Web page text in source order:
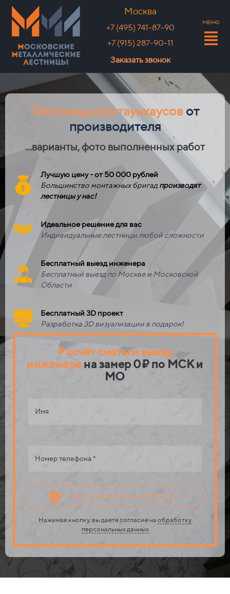
Москва
+7 (495) 741-87-90
+7 (915) 287-90-11
Заказать звонок
МЕНЮ
Лестницы для таунхаусов от
производителя
...варианты, фото выполненных работ
Лучшую цену - от 50 000 рублей
Большинство монтажных бригадпроизводят
лестницы у нас!
Идеальное решение для вас
Индивидуальные лестницы любой сложности
Бесплатный выезд инженера
Бесплатный выезд по Москве и Московской
Области
Бесплатный 3D проект
Разработка 3D визуализации в подарок!
Расчёт сметыи выезд
инженера на замер0₽ по МСК и
МО
Имя
Номер телефона *
РАССЧИТАТЬ СМЕТУ
Нажимая кнопку, вы даете согласие на обработку
персональных данных